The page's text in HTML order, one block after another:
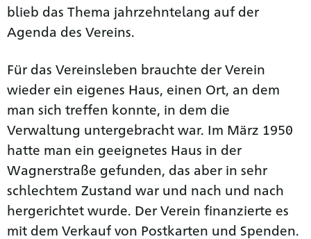
blieb das Thema jahrzehntelang auf der
Agenda des Vereins.
Für das Vereinsleben brauchte der Verein
wieder ein eigenes Haus, einen Ort, an dem
man sich treffen konnte, in dem die
Verwaltung untergebracht war. Im März 1950
hatte man ein geeignetes Haus in der
Wagnerstraße gefunden, das aber in sehr
schlechtem Zustand war und nach und nach
hergerichtet wurde. Der Verein finanzierte es
mit dem Verkauf von Postkarten und Spenden.